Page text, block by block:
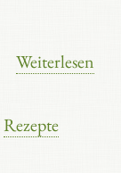
Weiterlesen
Rezepte